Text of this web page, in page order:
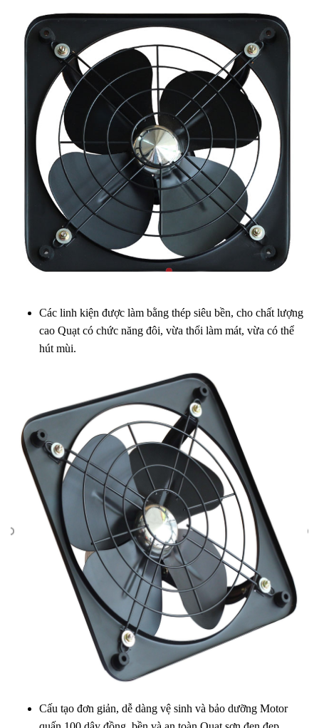
Các linh kiện được làm bằng thép siêu bền, cho chất lượng
cao Quạt có chức năng đôi, vừa thổi làm mát, vừa có thể
hút mùi.
Cấu tạo đơn giản, dễ dàng vệ sinh và bảo dưỡng Motor